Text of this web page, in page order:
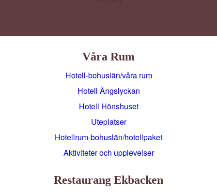
Våra Rum
Hotell-bohuslän/våra rum
Hotell Ängslyckan
Hotell Hönshuset
Uteplatser
Hotellrum-bohuslän/hotellpaket
Aktiviteter och upplevelser
Restaurang Ekbacken